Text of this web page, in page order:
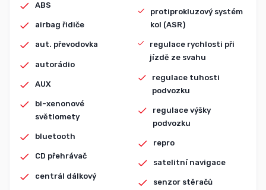
ABS
airbag řidiče
aut. převodovka
autorádio
AUX
bi-xenonové
světlomety
bluetooth
CD přehrávač
centrál dálkový
protiprokluzový systém
kol (ASR)
regulace rychlosti při
jízdě ze svahu
regulace tuhosti
podvozku
regulace výšky
podvozku
repro
satelitní navigace
senzor stěračů